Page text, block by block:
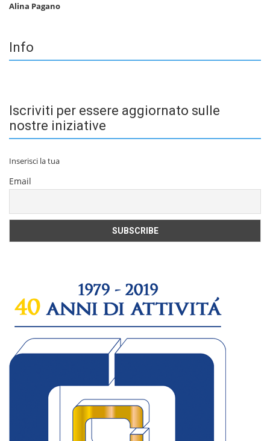
Alina Pagano
Info
Iscriviti per essere aggiornato sulle
nostre iniziative
Inserisci la tua
Email